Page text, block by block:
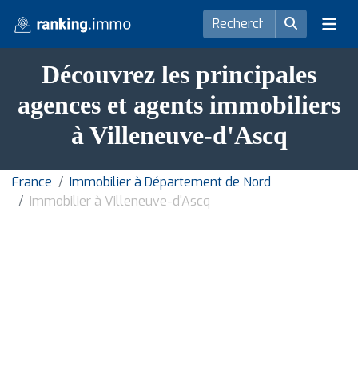
Découvrez les principales
agences et agents immobiliers
à Villeneuve-d'Ascq
France
Immobilier à Département de Nord
Immobilier à Villeneuve-d'Ascq